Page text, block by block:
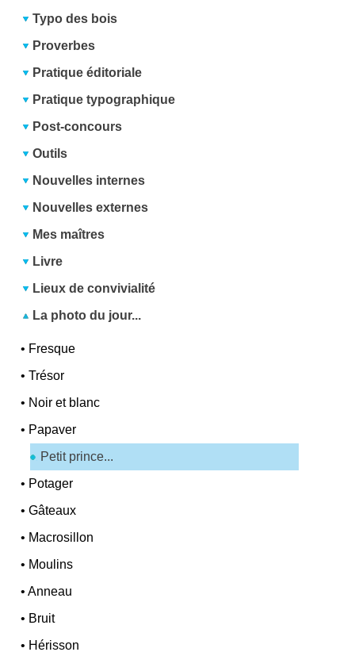
Typo des bois
Proverbes
Pratique éditoriale
Pratique typographique
Post-concours
Outils
Nouvelles internes
Nouvelles externes
Mes maîtres
Livre
Lieux de convivialité
La photo du jour...
• Fresque
•Trésor
• Noir et blanc
• Papaver
Petit prince...
• Potager
•Gâteaux
• Macrosillon
• Moulins
•Anneau
• Bruit
• Hérisson